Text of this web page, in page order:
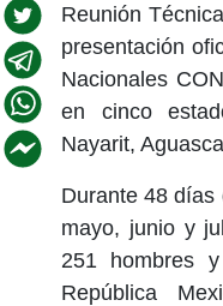
Reunión
presentación
Nacionales
en cinco
Nayarit,
Durante 48 días
mayo, junio y
251 hombres
República